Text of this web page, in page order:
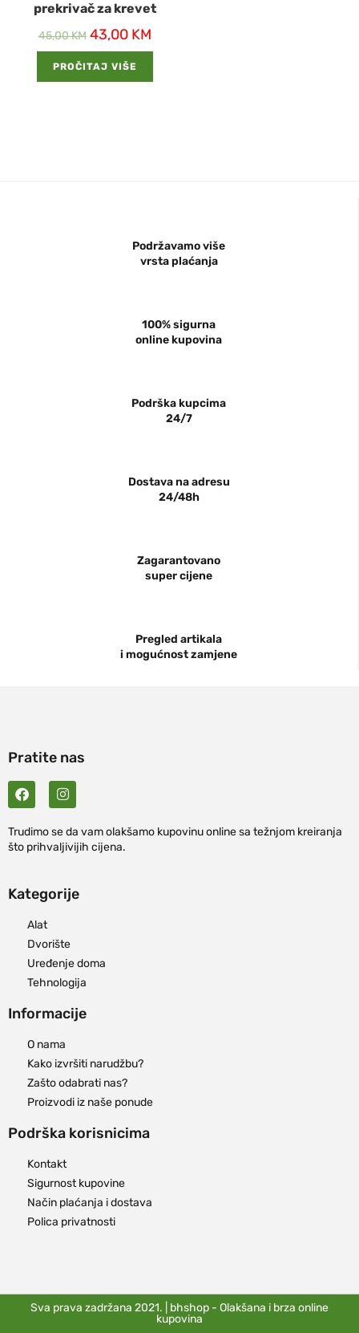
prekrivač za krevet
45,00KM 43,00 KM
PROČITAJ VIŠE
Podržavamo više
vrsta plaćanja
100% sigurna
online kupovina
Podrška kupcima
24/7
Dostava na adresu
24/48h
Zagarantovano
super cijene
Pregled artikala
i mogućnost zamjene
Pratite nas
Trudimo se da vam olakšamo kupovinu online sa težnjom kreiranja
što prihvaljivijih cijena.
Kategorije
Alat
Dvorište
Uređenje doma
Tehnologija
Informacije
O nama
Kako izvršiti narudžbu?
Zašto odabrati nas?
Proizvodi iz naše ponude
Podrška korisnicima
Kontakt
Sigurnost kupovine
Način plaćanja i dostava
Polica privatnosti
Sva prava zadržana 2021. | bhshop - Olakšana i brza online
kupovina